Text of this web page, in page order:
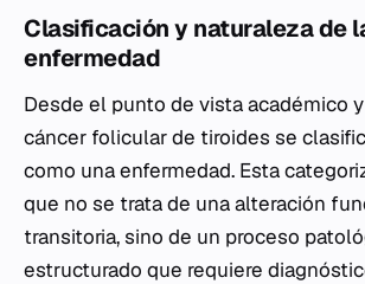
Clasificación y naturaleza de
enfermedad
Desde el punto de vista académico
cáncer folicular de tiroides se
como una enfermedad. Esta
que no se trata de una alteración
transitoria, sino de un proceso
estructurado que requiere